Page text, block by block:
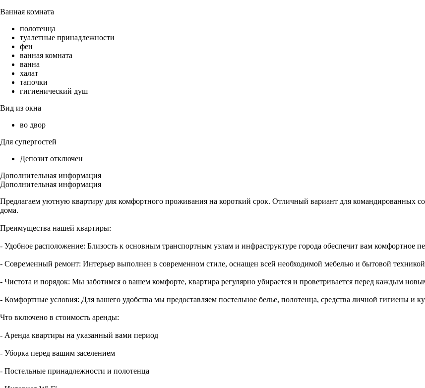
Ванная комната
полотенца
туалетные принадлежности
фен
ванная комната
ванна
халат
тапочки
гигиенический душ
Вид из окна
во двор
Для супергостей
Депозит отключен
Дополнительная информация
Дополнительная информация
Предлагаем уютную квартиру для комфортного проживания на короткий срок. Отличный вариант для командированных
дома.
Преимущества нашей квартиры:
- Удобное расположение: Близость к основным транспортным узлам и инфраструктуре города обеспечит вам комфортное
- Современный ремонт: Интерьер выполнен в современном стиле, оснащен всей необходимой мебелью и бытовой
- Чистота и порядок: Мы заботимся о вашем комфорте, квартира регулярно убирается и проветривается перед каждым
- Комфортные условия: Для вашего удобства мы предоставляем постельное белье, полотенца, средства личной гигиены и
Что включено в стоимость аренды:
- Аренда квартиры на указанный вами период
- Уборка перед вашим заселением
- Постельные принадлежности и полотенца